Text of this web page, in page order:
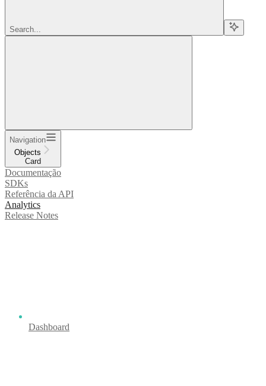
Search...
Navigation
Objects
Card
Documentação
SDKs
Referência da API
Analytics
Release Notes
Dashboard